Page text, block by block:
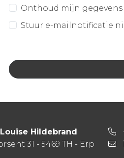
Onthoud mijn gegevens
Stuur e-mailnotificatie
Hildebrand
31 - 5469 TH - Erp